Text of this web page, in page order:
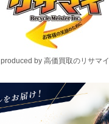
produced by 高価買取のリサマイ